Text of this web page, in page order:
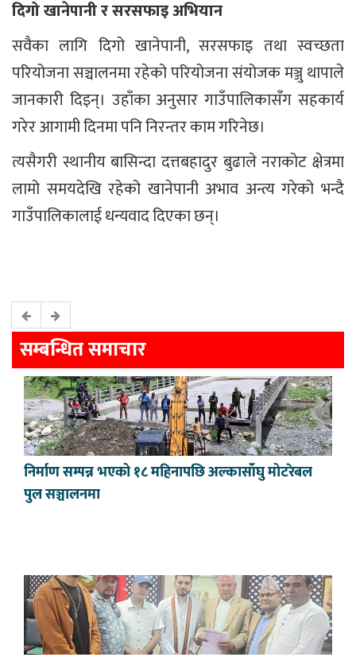
दिगो खानेपानी र सरसफाइ अभियान
सवैका लागि दिगो खानेपानी, सरसफाइ तथा स्वच्छता
परियोजना सञ्चालनमा रहेको परियोजना संयोजक मञ्जु थापाले
जानकारी दिइन्। उहाँका अनुसार गाउँपालिकासँग सहकार्य
गरेर आगामी दिनमा पनि निरन्तर काम गरिनेछ।
त्यसैगरी स्थानीय बासिन्दा दत्तबहादुर बुढाले नराकोट क्षेत्रमा
लामो समयदेखि रहेको खानेपानी अभाव अन्त्य गरेको भन्दै
गाउँपालिकालाई धन्यवाद दिएका छन्।
सम्बन्धित समाचार
निर्माण सम्पन्न भएको १८ महिनापछि अल्कासाँघु मोटरेबल
पुल सञ्चालनमा